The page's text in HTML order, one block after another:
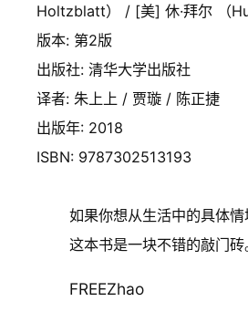
Holtzblatt） / [美] 休·拜尔 （
版本: 第2版
出版社: 清华大学出版社
译者: 朱上上 / 贾璇 / 陈正捷
出版年: 2018
ISBN: 9787302513193
如果你想从生活中的具体情
这本书是一块不错的敲门砖
FREEZhao